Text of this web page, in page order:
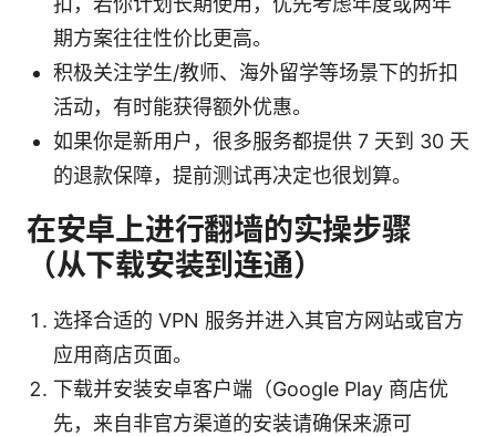
期方案往往性价比更高。
积极关注学生/教师、海外留学等场景下的折扣
活动，有时能获得额外优惠。
如果你是新用户，很多服务都提供 7 天到 30 天
的退款保障，提前测试再决定也很划算。
在安卓上进行翻墙的实操步骤
（从下载安装到连通）
选择合适的 VPN 服务并进入其官方网站或官方
应用商店页面。
下载并安装安卓客户端（Google Play 商店优
先，来自非官方渠道的安装请确保来源可